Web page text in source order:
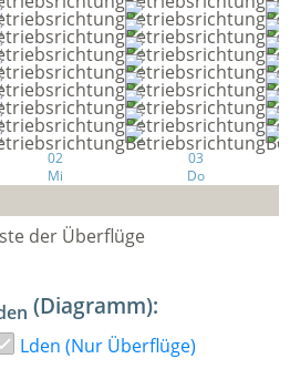
02
Mi
03
Do
der Überflüge
(Diagramm):
Lden (Nur Überflüge)